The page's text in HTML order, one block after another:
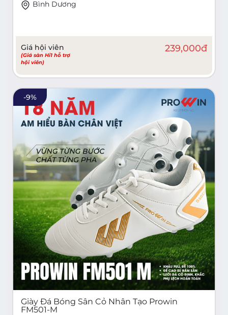
Bình Dương
Giá hội viên
(Giá sàn Hi1 hỗ trợ
hội viên)
239,000đ
-9%
Giày Đá Bóng Sân Cỏ Nhân Tạo Prowin
FM501-M